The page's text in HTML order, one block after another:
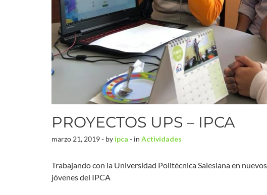
PROYECTOS UPS – IPCA
marzo 21, 2019 - by ipca - in Actividades
Trabajando con la Universidad Politécnica Salesiana en
jóvenes del IPCA